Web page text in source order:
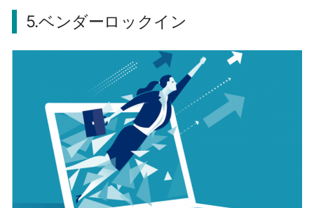
5.ベンダーロックイン